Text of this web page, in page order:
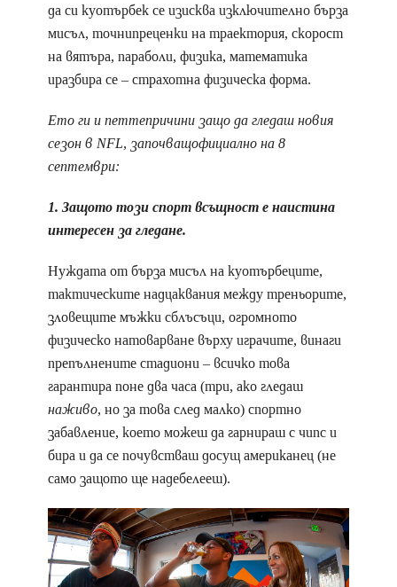
да си куотърбек се изисква изключително бърза
мисъл, точнипреценки на траектория, скорост
на вятъра, параболи, физика, математика
иразбира се – страхотна физическа форма.
Ето ги и петтепричини защо да гледаш новия
сезон в NFL, започващофициално на 8
септември:
1. Защото този спорт всъщност е наистина
интересен за гледане.
Нуждата от бърза мисъл на куотърбеците,
тактическите надцаквания между треньорите,
зловещите мъжки сблъсъци, огромното
физическо натоварване върху играчите, винаги
препълнените стадиони – всичко това
гарантира поне два часа (три, ако гледаш
наживо, но за това след малко) спортно
забавление, което можеш да гарнираш с чипс и
бира и да се почувстваш досущ американец (не
само защото ще надебелееш).